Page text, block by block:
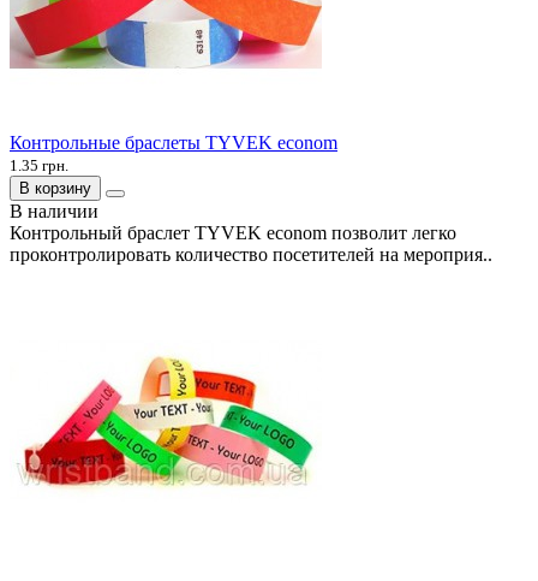
Контрольные браслеты TYVEK econom
1.35 грн.
В корзину
В наличии
Контрольный браслет TYVEK econom позволит легко
проконтролировать количество посетителей на мероприя..